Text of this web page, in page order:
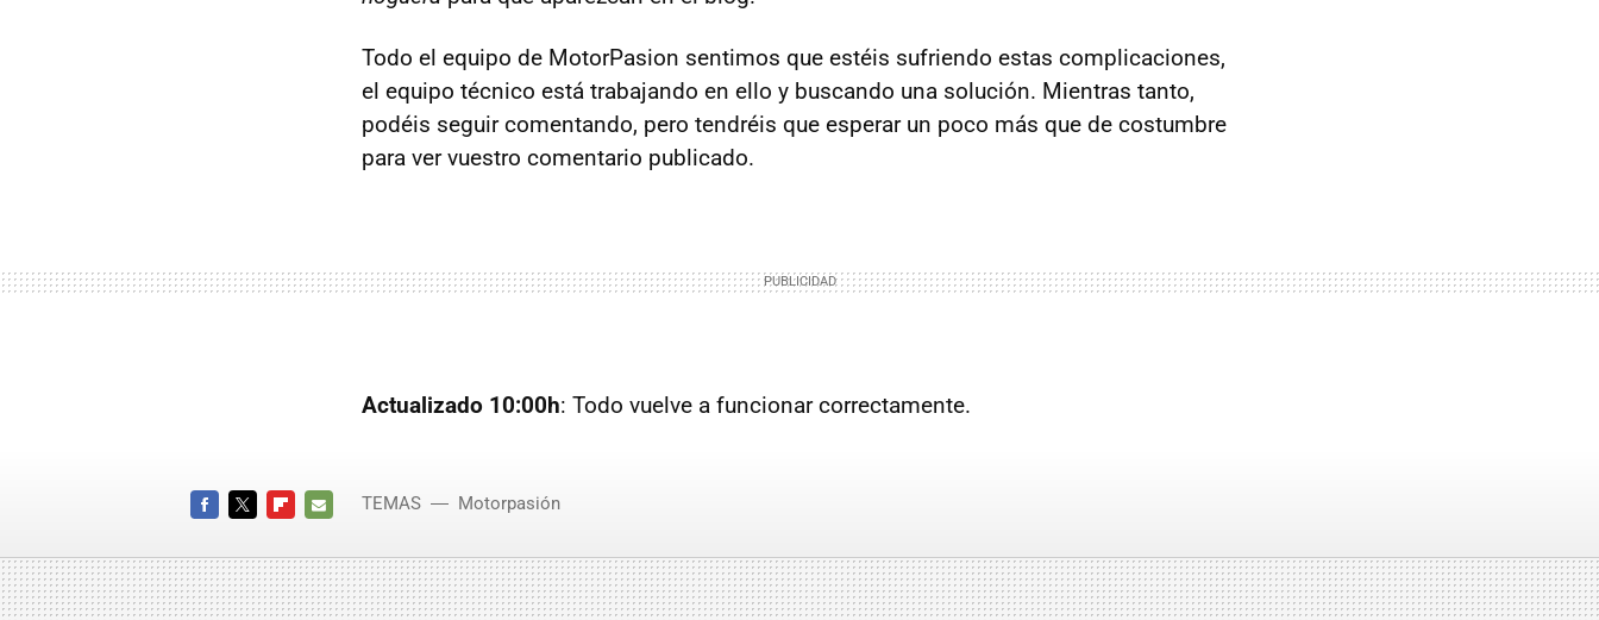
Todo el equipo de MotorPasion sentimos que estéis sufriendo estas complicaciones,
el equipo técnico está trabajando en ello y buscando una solución. Mientras tanto,
podéis seguir comentando, pero tendréis que esperar un poco más que de costumbre
para ver vuestro comentario publicado.
Actualizado 10:00h: Todo vuelve a funcionar correctamente.
MAIL
TEMAS Motorpasión